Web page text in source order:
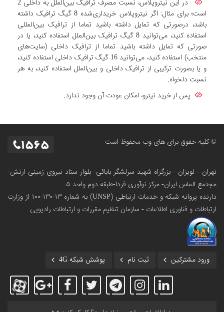
در این نیتروپلاس، نسبت مصرف ترافیک بین‌الملل به داخلی 2
است؛ برای مثال: اگر نیتروپلاس خریداری‌شده 8 گیگ ترافیک داشته
باشد، درصورتی که تمایل داشته باشید تماما از ترافیک بین‌المللی
استفاده کنید، می‌توانید 8 گیگ ترافیک بین‌الملل استفاده کنید، یا در
صورتی که تمایل داشته باشید تماما از ترافیک داخلی (سایت‌های
منتخب) استفاده کنید، می‌توانید 16 گیگ ترافیک داخلی استفاده کنید،
و یا بصورت ترکیبی از ترافیک داخلی و بین‌الملل استفاده کنید، به هر
نسبت دلخواه.
پس از خرید نیترو، امکان عودت آن وجود ندارد.
© کلیه حقوق برای های وب محفوظ است
تهران - لویزان - بزرگراه شهید سرلشگر بابائی- بلوار ستاد نیروی زمینی ارتش-
مجتمع الماس ایران- مرکز نوآوری فردا-طبقه دوم واحد ۵
دارنده پروانه شبکه و خدمات ارتباطی (UNSP) به شماره ۱۳-۱۳۰-۱۰۰
از وزارت
ارتباطات و فناوری اطلاعات - سازمان تنظیم مقررات و ارتباطات رادیویی
ورود مشترکین ثبت نام پوشش شبکه 4G